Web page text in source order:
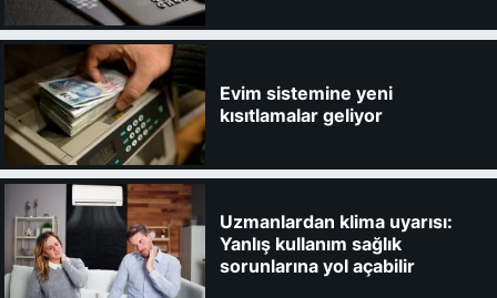
Evim sistemine yeni
kısıtlamalar geliyor
Uzmanlardan klima uyarısı:
Yanlış kullanım sağlık
sorunlarına yol açabilir